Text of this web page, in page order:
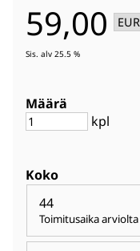
59,00
Sis. alv 25.5 %
Määrä
kpl
Koko
44
Toimitusaika arviolta